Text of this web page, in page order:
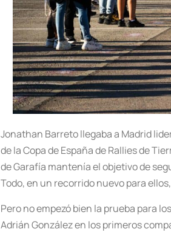
Jonathan Barreto llegaba a Madrid
de la Copa de España de Rallies de
de Garafía mantenía el objetivo de
Todo, en un recorrido nuevo para
Pero no empezó bien la prueba para
Adrián González en los primeros